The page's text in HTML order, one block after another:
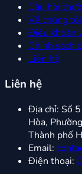
Câu hỏi
Về chúng tôi
Điều khoản
Chính sách
Liên hệ
Liên hệ
Địa chỉ: Số
Hòa,
Thành phố
Email:
Điện thoại: